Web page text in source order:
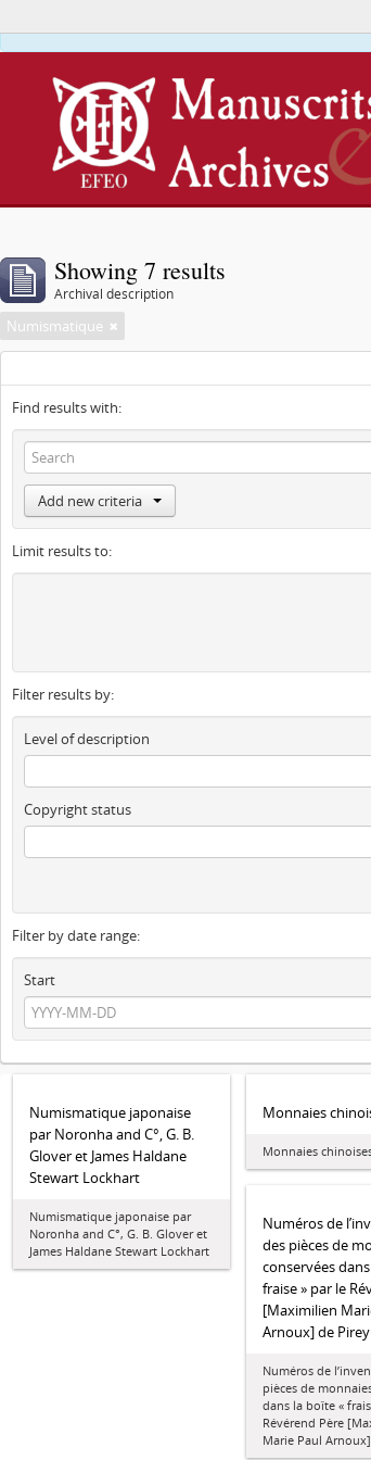
Showing 7 results
Archival description
Numismatique
Find results with:
Add new criteria
Limit results to:
Filter results by:
Level of description
Copyright status
Filter by date range:
Start
Numismatique japonaise
par Noronha and C°, G. B.
Glover et James Haldane
Stewart Lockhart
Numismatique japonaise par
Noronha and C°, G. B. Glover et
James Haldane Stewart Lockhart
Monnaies
Monnaies
Numéros de
des pièces de
conservées
fraise » par le
[Maximilien
Arnoux] de Pirey
Numéros de
pièces de
dans la boîte «
Révérend Père
Marie Paul